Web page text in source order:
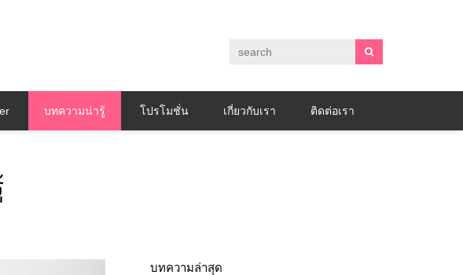
บทความน่ารู้ โปรโมชั่น เกี่ยวกับเรา ติดต่อเรา
บทความล่าสุด